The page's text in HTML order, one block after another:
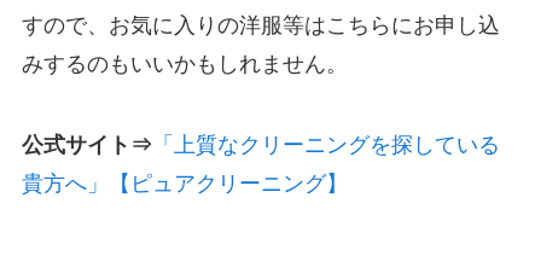
すので、お気に入りの洋服等はこちらにお申し込
みするのもいいかもしれません。
公式サイト⇒ 「上質なクリーニングを探している
貴方へ」【ピュアクリーニング】